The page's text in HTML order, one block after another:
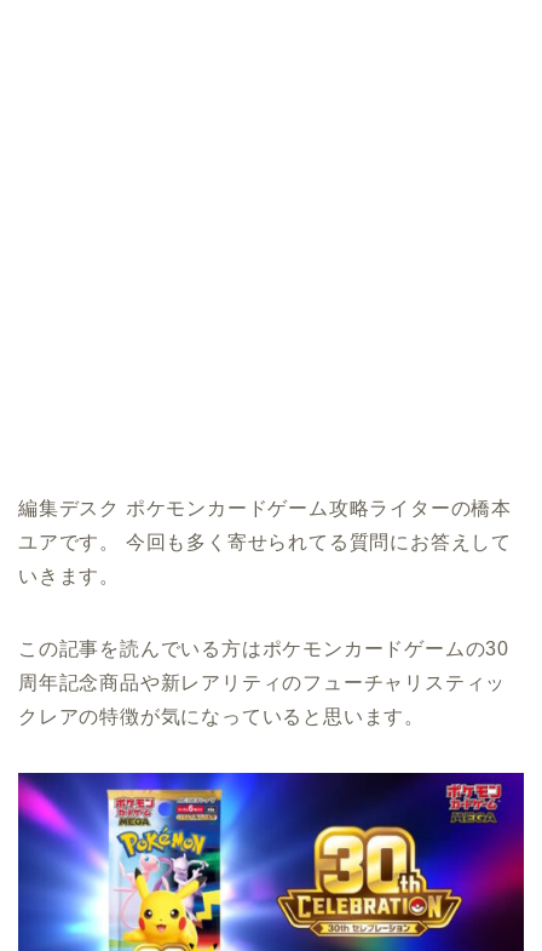
編集デスク ポケモンカードゲーム攻略ライターの橋本
ユアです。 今回も多く寄せられてる質問にお答えして
いきます。
この記事を読んでいる方はポケモンカードゲームの30
周年記念商品や新レアリティのフューチャリスティッ
クレアの特徴が気になっていると思います。